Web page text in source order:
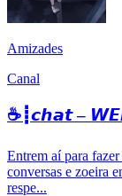
Amizades
Canal
☕┋𝙘𝙝𝙖𝙩 –
Entrem aí para
conversas e zoeira
respe...